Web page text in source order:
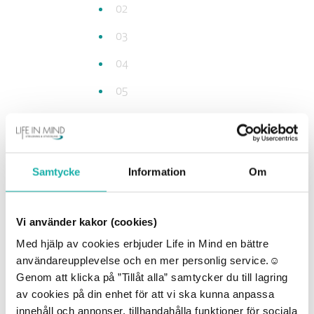
Samtycke Information Om
Vi använder kakor (cookies)
Med hjälp av cookies erbjuder Life in Mind en bättre
användareupplevelse och en mer personlig service.☺︎
Genom att klicka på ”Tillåt alla” samtycker du till lagring
av cookies på din enhet för att vi ska kunna anpassa
innehåll och annonser, tillhandahålla funktioner för sociala
02
03
04
05
10
12
13